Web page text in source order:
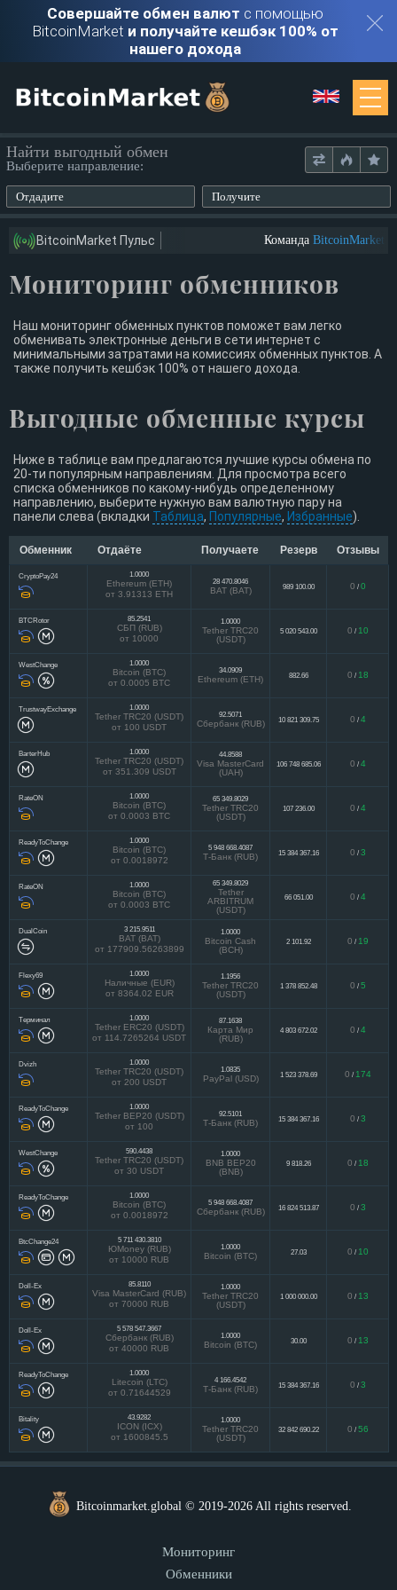
Совершайте обмен валют с помощью
BitcoinMarket и получайте кешбэк 100% от
нашего дохода
Обменники
Войти
Регистрация
Найти выгодный обмен
Выберите направление:
Отдадите Получите
BitcoinMarket Пульс Команда BitcoinMarket
Мониторинг обменников
Наш мониторинг обменных пунктов поможет вам легко
обменивать электронные деньги в сети интернет с
минимальными затратами на комиссиях обменных пунктов. А
также получить кешбэк 100% от нашего дохода.
Выгодные обменные курсы
Ниже в таблице вам предлагаются лучшие курсы обмена по
20-ти популярным направлениям. Для просмотра всего
списка обменников по какому-нибудь определенному
направлению, выберите нужную вам валютную пару на
панели слева (вкладки Таблица, Популярные, Избранные).
Обменник Отдаёте Получаете Резерв Отзывы
CryptoPay24 1.0000
Ethereum (ETH)
от 3.91313 ETH
28 470.8046
BAT (BAT) 989 100.00 0 / 0
BTCRotor 85.2541
СБП (RUB)
от 10000
1.0000
Tether TRC20
(USDT)
5 020 543.00 0 / 10
WestChange 1.0000
Bitcoin (BTC)
от 0.0005 BTC
34.0909
Ethereum (ETH) 882.66 0 / 18
TrustwayExchange 1.0000
Tether TRC20 (USDT)
от 100 USDT
92.5071
Сбербанк (RUB) 10 821 309.75 0 / 4
BarterHub 1.0000
Tether TRC20 (USDT)
от 351.309 USDT
44.8588
Visa MasterCard
(UAH)
106 748 685.06 0 / 4
RateON 1.0000
Bitcoin (BTC)
от 0.0003 BTC
65 349.8029
Tether TRC20
(USDT)
107 236.00 0 / 4
ReadyToChange 1.0000
Bitcoin (BTC)
от 0.0018972
5 948 668.4087
Т-Банк (RUB) 15 384 367.16 0 / 3
RateON 1.0000
Bitcoin (BTC)
от 0.0003 BTC
65 349.8029
Tether
ARBITRUM
(USDT)
66 051.00 0 / 4
DualCoin 3 215.9511
BAT (BAT)
от 177909.56263899
1.0000
Bitcoin Cash
(BCH)
2 101.92 0 / 19
Flexy69 1.0000
Наличные (EUR)
от 8364.02 EUR
1.1956
Tether TRC20
(USDT)
1 378 852.48 0 / 5
Терминал 1.0000
Tether ERC20 (USDT)
от 114.7265264 USDT
87.1638
Карта Мир
(RUB)
4 803 672.02 0 / 4
Dvizh 1.0000
Tether TRC20 (USDT)
от 200 USDT
1.0835
PayPal (USD) 1 523 378.69 0 / 174
ReadyToChange 1.0000
Tether BEP20 (USDT)
от 100
92.5101
Т-Банк (RUB) 15 384 367.16 0 / 3
WestChange 590.4438
Tether TRC20 (USDT)
от 30 USDT
1.0000
BNB BEP20
(BNB)
9 818.26 0 / 18
ReadyToChange 1.0000
Bitcoin (BTC)
от 0.0018972
5 948 668.4087
Сбербанк (RUB) 16 824 513.87 0 / 3
BtcChange24 5 711 430.3810
ЮMoney (RUB)
от 10000 RUB
1.0000
Bitcoin (BTC) 27.03 0 / 10
Doll-Ex 85.8110
Visa MasterCard (RUB)
от 70000 RUB
1.0000
Tether TRC20
(USDT)
1 000 000.00 0 / 13
Doll-Ex 5 578 547.3667
Сбербанк (RUB)
от 40000 RUB
1.0000
Bitcoin (BTC) 30.00 0 / 13
ReadyToChange 1.0000
Litecoin (LTC)
от 0.71644529
4 166.4542
Т-Банк (RUB) 15 384 367.16 0 / 3
Bitality 43.9282
ICON (ICX)
от 1600845.5
1.0000
Tether TRC20
(USDT)
32 842 690.22 0 / 56
Bitcoinmarket.global © 2019-2026 All rights reserved.
Мониторинг
Обменники